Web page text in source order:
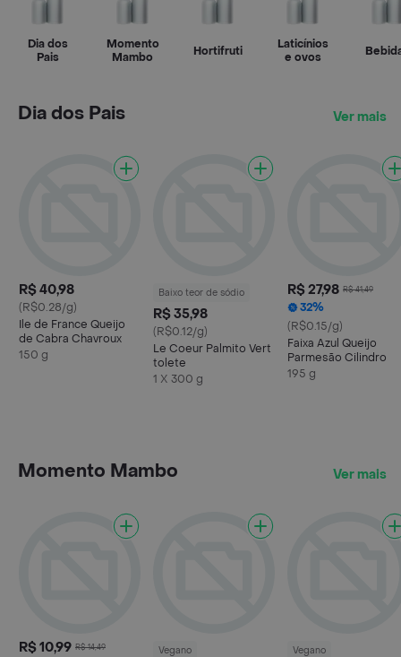
Dia dos
Pais
Momento
Mambo
Hortifruti
Laticínios
e ovos
Dia dos Pais Ver mais
R$ 40,98
(R$0.28/g)
Ile de France Queijo
de Cabra Chavroux
150 g
Baixo teor de sódio
R$ 35,98
(R$0.12/g)
Le Coeur Palmito Vert
tolete
1 X 300 g
R$ 27,98 R$ 41,49
32%
(R$0.15/g)
Faixa Azul Queijo
Parmesão Cilindro
195 g
Momento Mambo Ver mais
R$ 10,99 R$ 14,49 Vegano Vegano